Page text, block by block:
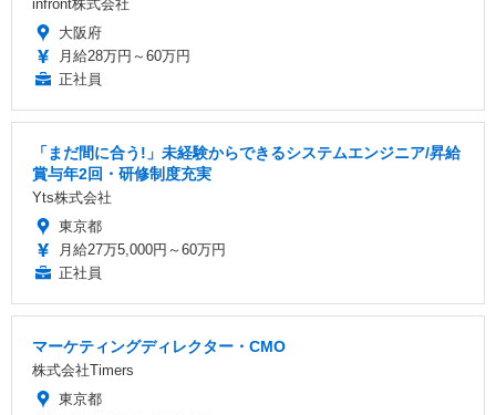
infront株式会社
大阪府
月給28万円～60万円
正社員
「まだ間に合う!」未経験からできるシステムエンジニア/昇給
賞与年2回・研修制度充実
Yts株式会社
東京都
月給27万5,000円～60万円
正社員
マーケティングディレクター・CMO
株式会社Timers
東京都